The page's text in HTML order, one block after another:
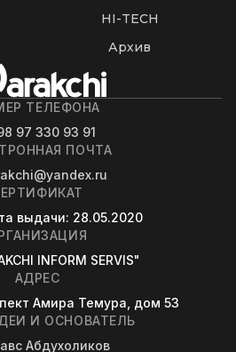
HI-TECH
Архив
ТЕЛЕФОНА
97 330 93 91
ПОЧТА
выдачи: 28.05.2020
INFORM SERVIS"
АДРЕС
Амира Темура, дом 53
И ОСНОВАТЕЛЬ
Абдухоликов